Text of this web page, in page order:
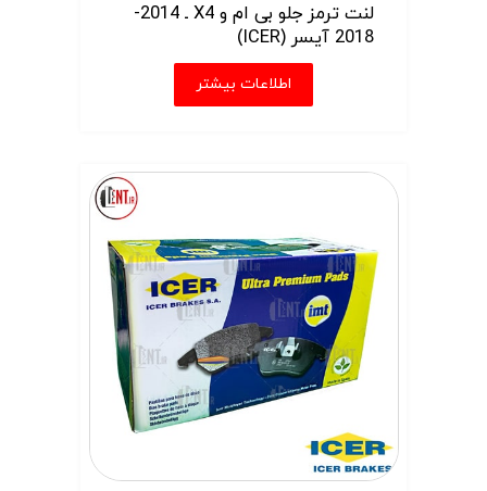
لنت ترمز جلو بی ام و X4 ـ 2014-
2018 آیسر (ICER)
اطلاعات بیشتر